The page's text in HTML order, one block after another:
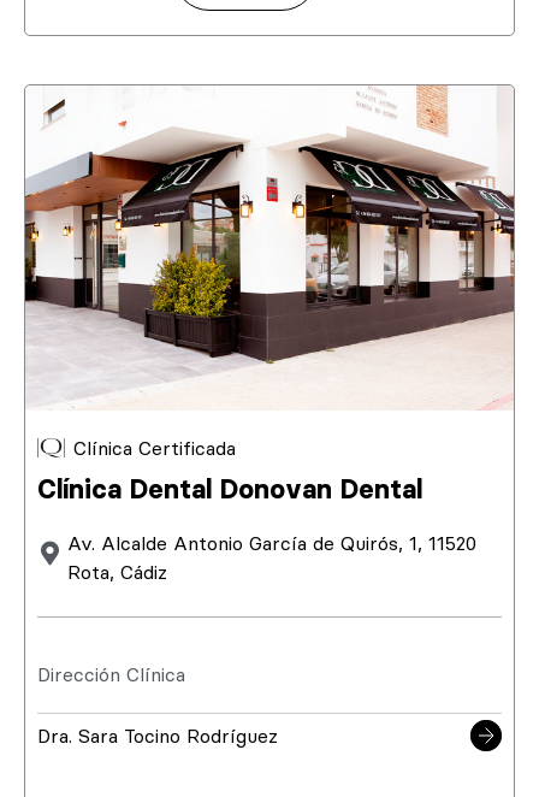
Clínica Certificada
Clínica Dental Donovan Dental
Av. Alcalde Antonio García de Quirós, 1, 11520
Rota, Cádiz
Dirección Clínica
Dra. Sara Tocino Rodríguez